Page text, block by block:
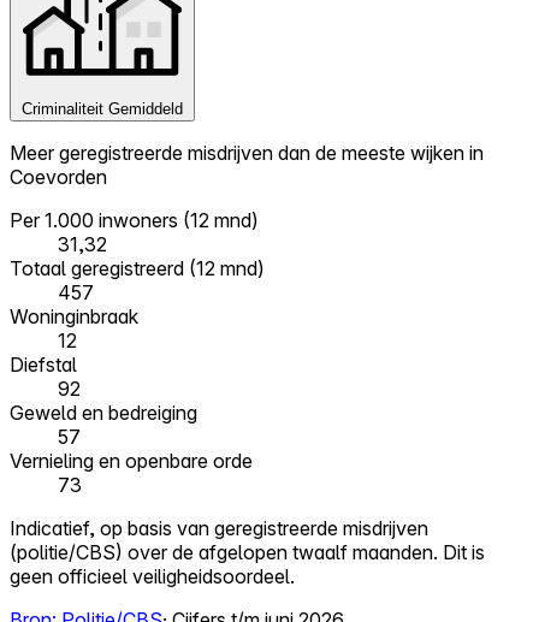
Criminaliteit Gemiddeld
Meer geregistreerde misdrijven dan de meeste wijken in
Coevorden
Per 1.000 inwoners (12 mnd)
31,32
Totaal geregistreerd (12 mnd)
457
Woninginbraak
12
Diefstal
92
Geweld en bedreiging
57
Vernieling en openbare orde
73
Indicatief, op basis van geregistreerde misdrijven
(politie/CBS) over de afgelopen twaalf maanden. Dit is
geen officieel veiligheidsoordeel.